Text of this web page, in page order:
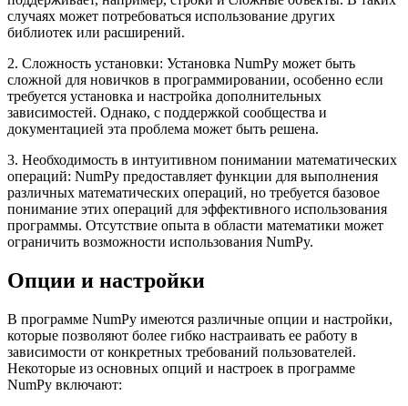
случаях может потребоваться использование других
библиотек или расширений.
2. Сложность установки: Установка NumPy может быть
сложной для новичков в программировании, особенно если
требуется установка и настройка дополнительных
зависимостей. Однако, с поддержкой сообщества и
документацией эта проблема может быть решена.
3. Необходимость в интуитивном понимании математических
операций: NumPy предоставляет функции для выполнения
различных математических операций, но требуется базовое
понимание этих операций для эффективного использования
программы. Отсутствие опыта в области математики может
ограничить возможности использования NumPy.
Опции и настройки
В программе NumPy имеются различные опции и настройки,
которые позволяют более гибко настраивать ее работу в
зависимости от конкретных требований пользователей.
Некоторые из основных опций и настроек в программе
NumPy включают: